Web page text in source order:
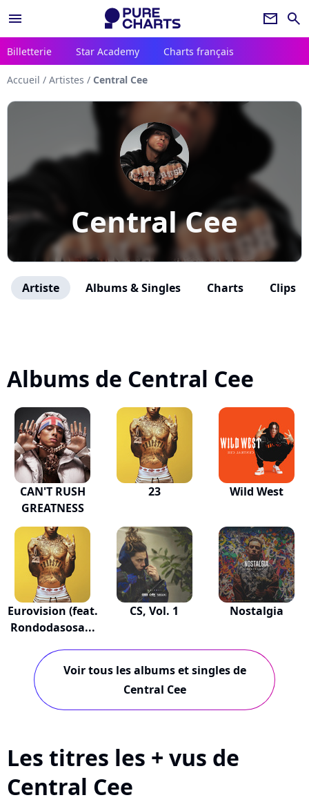
menu newsletter search
Billetterie Star Academy Charts français
Accueil / Artistes / Central Cee
Central Cee
Artiste Albums & Singles Charts Clips
Albums de Central Cee
CAN'T RUSH
GREATNESS
23 Wild West
Eurovision (feat.
Rondodasosa...
CS, Vol. 1 Nostalgia
Voir tous les albums et singles de
Central Cee
Les titres les + vus de
Central Cee